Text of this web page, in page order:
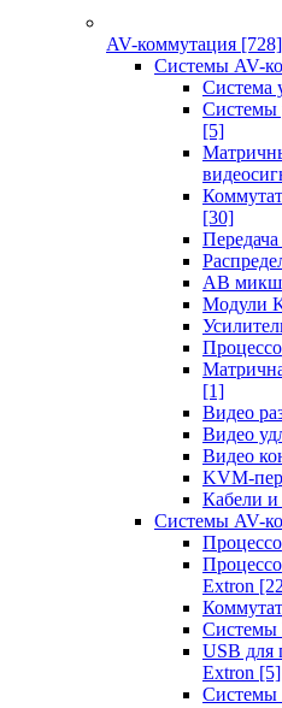
AV-коммутация [728]
Системы AV-
Система
Системы
[5]
[30]
АВ
Модули
[1]
Видео
Видео
Видео
KVM-
Кабели и
Системы AV-
Extron
Системы
USB для
Extron [5]
Системы